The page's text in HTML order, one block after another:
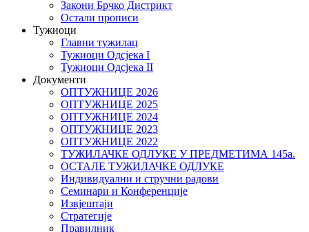
Закони Брчко Дистрикт
Остали прописи
Тужиоци
Главни тужилац
Тужиоци Oдсјекa I
Тужиоци Oдсјекa II
Документи
ОПТУЖНИЦЕ 2026
ОПТУЖНИЦЕ 2025
ОПТУЖНИЦЕ 2024
ОПТУЖНИЦЕ 2023
ОПТУЖНИЦЕ 2022
ТУЖИЛАЧКЕ ОДЛУКЕ У ПРЕДМЕТИМА 145а.
ОСТАЛЕ ТУЖИЛАЧКЕ ОДЛУКЕ
Индивидуални и стручни радови
Семинари и Конференције
Извјештаји
Стратегије
Правилник